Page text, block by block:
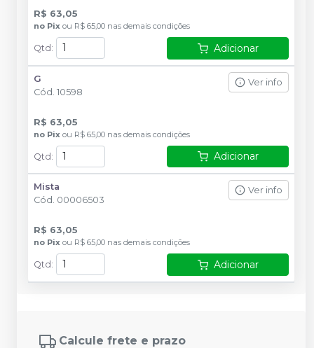
R$ 63,05
no Pix ou R$ 65,00 nas demais condições
Qtd : Adicionar
G
Cód. 10598
Ver info
R$ 63,05
no Pix ou R$ 65,00 nas demais condições
Qtd: Adicionar
Mista
Cód. 00006503
Ver info
R$ 63,05
no Pix ou R$ 65,00 nas demais condições
Qtd : Adicionar
Calcule frete e prazo